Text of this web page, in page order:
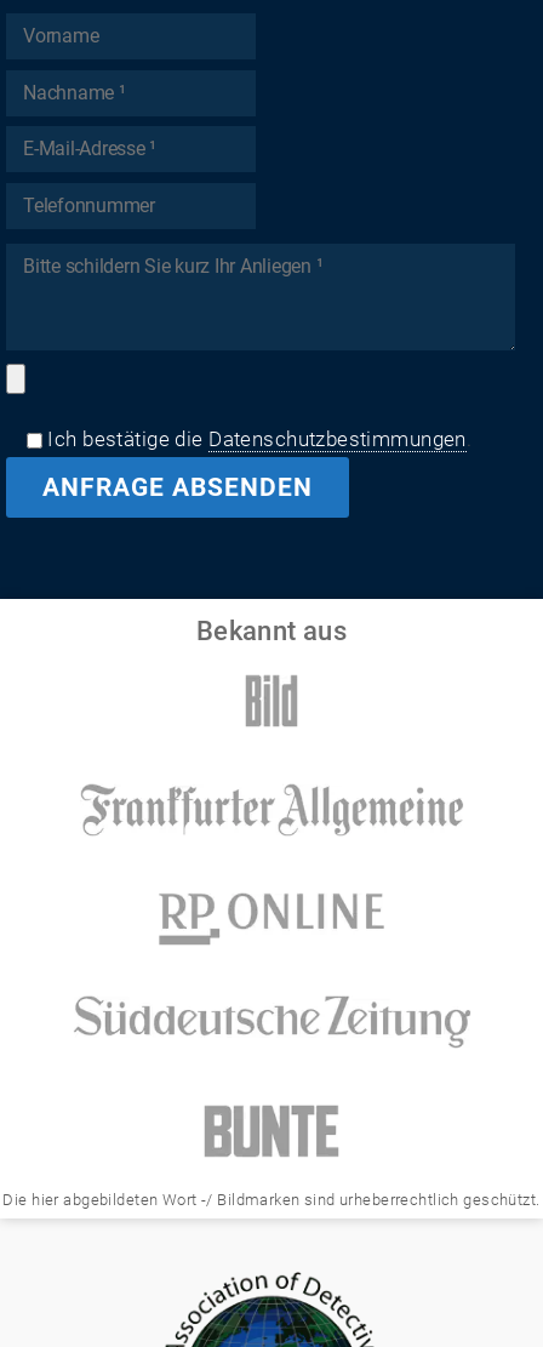
Ich bestätige die Datenschutzbestimmungen
Bekannt aus
Die hier abgebildeten Wort -/ Bildmarken sind urheberrechtlich geschützt.